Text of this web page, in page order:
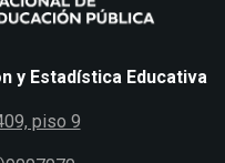
y Estadística Educativa
piso 9